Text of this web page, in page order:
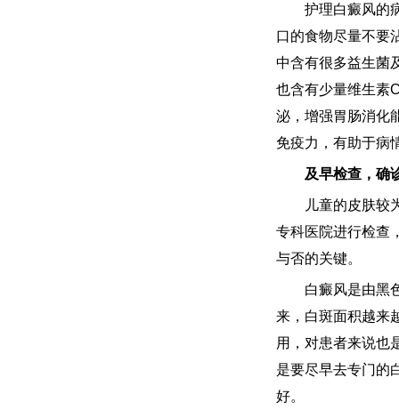
护理白癜风的病
口的食物尽量不要
中含有很多益生菌
也含有少量维生素
泌，增强胃肠消化
免疫力，有助于病
及早检查，确
儿童的皮肤较为
专科医院进行检查
与否的关键。
白癜风是由黑色
来，白斑面积越来
用，对患者来说也
是要尽早去专门的
好。